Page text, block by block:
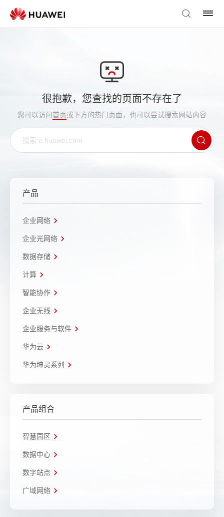
很抱歉，您查找的页面不存在了
您可以访问首页或下方的热门页面，也可以尝试搜索网站内容
产品
企业网络
企业光网络
数据存储
计算
智能协作
企业无线
企业服务与软件
华为云
华为坤灵系列
产品组合
智慧园区
数据中心
数字站点
广域网络